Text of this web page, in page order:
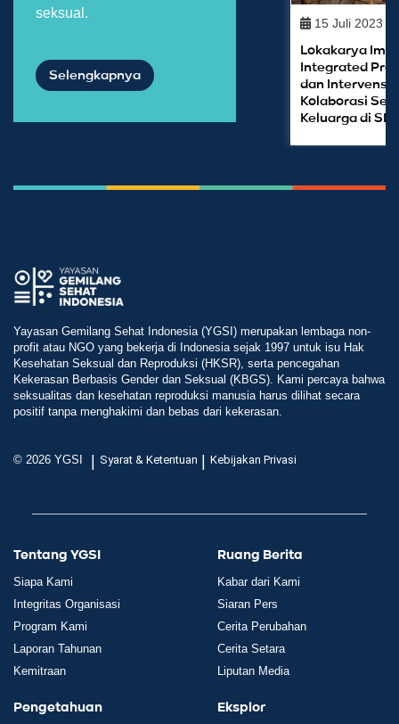
seksual.
Selengkapnya
15 Juli 2023
Lokakarya
Integrated
dan Intervensi
Kolaborasi
Keluarga di SLB
Yayasan Gemilang Sehat Indonesia (YGSI) merupakan lembaga non-
profit atau NGO yang bekerja di Indonesia sejak 1997 untuk isu Hak
Kesehatan Seksual dan Reproduksi (HKSR), serta pencegahan
Kekerasan Berbasis Gender dan Seksual (KBGS). Kami percaya bahwa
seksualitas dan kesehatan reproduksi manusia harus dilihat secara
positif tanpa menghakimi dan bebas dari kekerasan.
© 2026 YGSI | Syarat & Ketentuan | Kebijakan Privasi
Tentang YGSI
Siapa Kami
Integritas Organisasi
Program Kami
Laporan Tahunan
Kemitraan
Ruang Berita
Kabar dari Kami
Siaran Pers
Cerita Perubahan
Cerita Setara
Liputan Media
Pengetahuan Eksplor